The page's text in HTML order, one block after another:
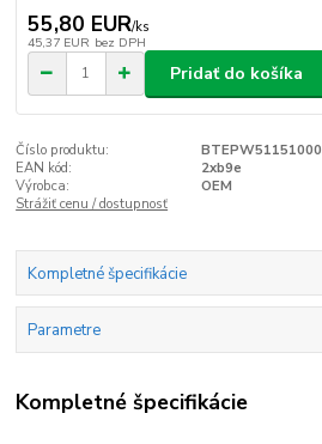
55,80 EUR/ks
45,37 EUR bez DPH
Pridať do košíka
Číslo produktu:
BTEPW51151000
EAN kód:
2xb9e
Výrobca:
OEM
Strážiť cenu / dostupnosť
Kompletné špecifikácie
Parametre
Kompletné špecifikácie